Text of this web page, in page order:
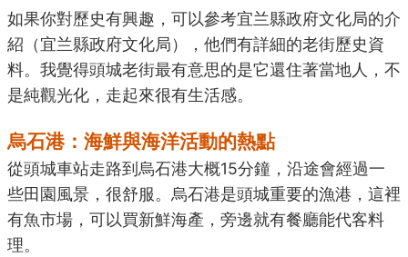
如果你對歷史有興趣，可以參考宜兰縣政府文化局的介
紹（宜兰縣政府文化局），他們有詳細的老街歷史資
料。我覺得頭城老街最有意思的是它還住著當地人，不
是純觀光化，走起來很有生活感。
烏石港：海鮮與海洋活動的熱點
從頭城車站走路到烏石港大概15分鐘，沿途會經過一
些田園風景，很舒服。烏石港是頭城重要的漁港，這裡
有魚市場，可以買新鮮海產，旁邊就有餐廳能代客料
理。